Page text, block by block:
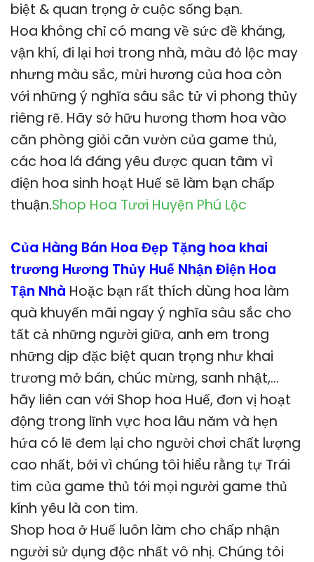
biệt & quan trọng ở cuộc sống bạn.
Hoa không chỉ có mang về sức đề kháng,
vận khí, đi lại hơi trong nhà, màu đỏ lộc may
nhưng màu sắc, mừi hương của hoa còn
với những ý nghĩa sâu sắc tử vi phong thủy
riêng rẽ. Hãy sở hữu hương thơm hoa vào
căn phòng giỏi căn vườn của game thủ,
các hoa lá đáng yêu được quan tâm vì
điện hoa sinh hoạt Huế sẽ làm bạn chấp
thuận.Shop Hoa Tươi Huyện Phú Lộc
Của Hàng Bán Hoa Đẹp Tặng hoa khai
trương Hương Thủy Huế Nhận Điện Hoa
Tận Nhà Hoặc bạn rất thích dùng hoa làm
quà khuyến mãi ngay ý nghĩa sâu sắc cho
tất cả những người giữa, anh em trong
những dịp đặc biệt quan trọng như khai
trương mở bán, chúc mừng, sanh nhật,…
hãy liên can với Shop hoa Huế, đơn vị hoạt
động trong lĩnh vực hoa lâu năm và hẹn
hứa có lẽ đem lại cho người chơi chất lượng
cao nhất, bởi vì chúng tôi hiểu rằng tự Trái
tim của game thủ tới mọi người game thủ
kính yêu là con tim.
Shop hoa ở Huế luôn làm cho chấp nhận
người sử dụng độc nhất vô nhị. Chúng tôi